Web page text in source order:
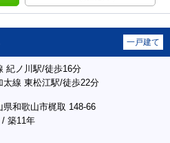
一戸建て
紀ノ川駅/徒歩16分
太線 東松江駅/徒歩22分
県和歌山市梶取 148-66
/ 築11年